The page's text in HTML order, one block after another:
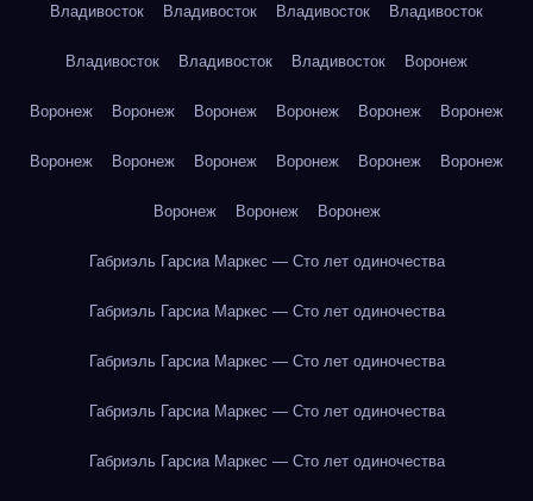
Владивосток Владивосток Владивосток Владивосток
Владивосток Владивосток Владивосток Воронеж
Воронеж Воронеж Воронеж Воронеж Воронеж Воронеж
Воронеж Воронеж Воронеж Воронеж Воронеж Воронеж
Воронеж Воронеж Воронеж
Габриэль Гарсиа Маркес — Сто лет одиночества
Габриэль Гарсиа Маркес — Сто лет одиночества
Габриэль Гарсиа Маркес — Сто лет одиночества
Габриэль Гарсиа Маркес — Сто лет одиночества
Габриэль Гарсиа Маркес — Сто лет одиночества